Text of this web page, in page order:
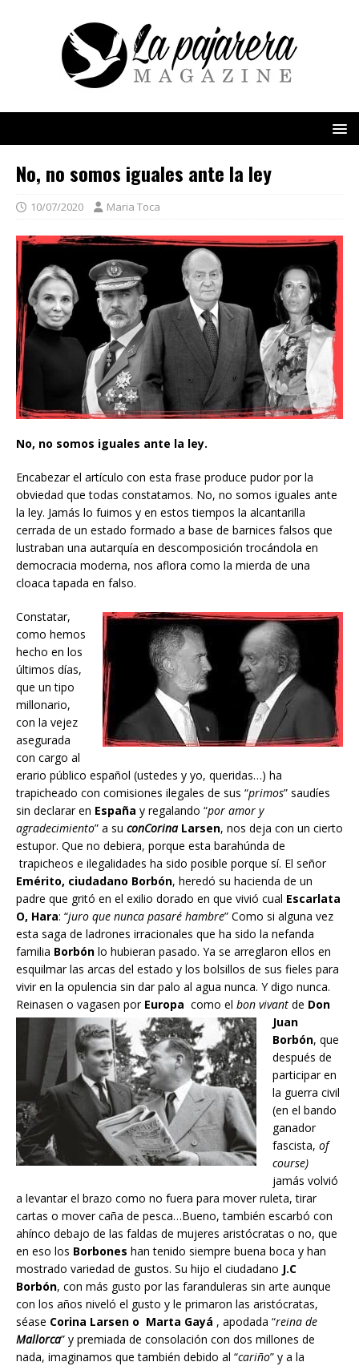
No, no somos iguales ante la ley
10/07/2020 Maria Toca
No, no somos iguales ante la ley.
Encabezar el artículo con esta frase produce pudor por la
obviedad que todas constatamos. No, no somos iguales ante
la ley. Jamás lo fuimos y en estos tiempos la alcantarilla
cerrada de un estado formado a base de barnices falsos que
lustraban una autarquía en descomposición trocándola en
democracia moderna, nos aflora como la mierda de una
cloaca tapada en falso.
Constatar,
como hemos
hecho en los
últimos días,
que un tipo
millonario,
con la vejez
asegurada
con cargo al
erario público español (ustedes y yo, queridas…) ha
trapicheado con comisiones ilegales de sus “primos” saudíes
sin declarar en España y regalando “por amor y
agradecimiento” a su conCorina Larsen, nos deja con un cierto
estupor. Que no debiera, porque esta barahúnda de
trapicheos e ilegalidades ha sido posible porque sí. El señor
Emérito, ciudadano Borbón, heredó su hacienda de un
padre que gritó en el exilio dorado en que vivió cual Escarlata
O, Hara: “juro que nunca pasaré hambre” Como si alguna vez
esta saga de ladrones irracionales que ha sido la nefanda
familia Borbón lo hubieran pasado. Ya se arreglaron ellos en
esquilmar las arcas del estado y los bolsillos de sus fieles para
vivir en la opulencia sin dar palo al agua nunca. Y digo nunca.
Reinasen o vagasen por Europa como el bon vivant de Don
Juan
Borbón, que
después de
participar en
la guerra civil
(en el bando
ganador
fascista, of
course)
jamás volvió
a levantar el brazo como no fuera para mover ruleta, tirar
cartas o mover caña de pesca…Bueno, también escarbó con
ahínco debajo de las faldas de mujeres aristócratas o no, que
en eso los Borbones han tenido siempre buena boca y han
mostrado variedad de gustos. Su hijo el ciudadano J.C
Borbón, con más gusto por las faranduleras sin arte aunque
con los años niveló el gusto y le primaron las aristócratas,
séase Corina Larsen o Marta Gayá , apodada “reina de
Mallorca” y premiada de consolación con dos millones de
nada, imaginamos que también debido al “cariño” y a la